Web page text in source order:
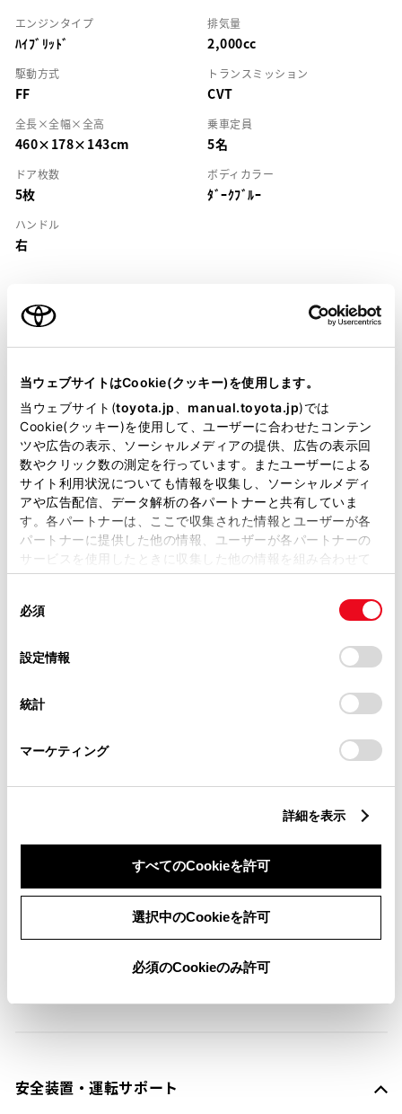
当ウェブサイトはCookie(クッキー)を使用します。
当ウェブサイト(toyota.jp manual.toyota.jp)では
Cookie(クッキー)を使用して、ユーザーに合わせたコンテン
ツや広告の表示、ソーシャルメディアの提供、広告の表示回
数やクリック数の測定を行っています。またユーザーによる
サイト利用状況についても情報を収集し、ソーシャルメディ
アや広告配信、データ解析の各パートナーと共有していま
す。各パートナーは、ここで収集された情報とユーザーが各
パートナーに提供した他の情報、ユーザーが各パートナーの
サービスを使用したときに収集した他の情報を組み合わせて
使用することがあります。当ウェブサイトの使用を続行する
デバイスにすべてのCookie(クッキー)が保存されることに同
意したことになります。Cookie(クッキー)のオプトアウト、
設定の変更、同意を撤回したりするにあたっては、当社の
「Cookie（クッキー）情報の取り扱いについて
」をご覧くだ
必須
設定情報
統計
マーケティング
詳細を表示
すべてのCookieを許可
選択中のCookieを許可
必須のCookieのみ許可
エンジンタイプ
ﾊｲﾌﾞﾘｯﾄﾞ
排気量
2,000cc
駆動方式
FF
トランスミッション
CVT
全長×全幅×全高
460×178×143cm
乗車定員
5名
ドア枚数
5枚
ボディカラー
ﾀﾞｰｸﾌﾞﾙｰ
ハンドル
右
装備・仕様
装備説明/用語解説
基本装備
パワステ
パワーウィンドウ
ABS
ETC
※ セットアップ費用は別途申し受けます
安全装置・運転サポート